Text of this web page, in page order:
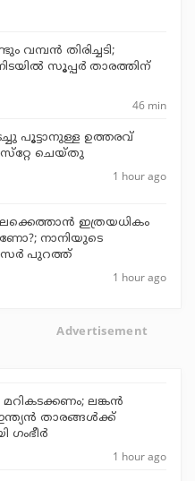
വമ്പന്‍ തിരിച്ചടി;
സൂപ്പര്‍ താരത്തിന്
46 min
പൂട്ടാനുള്ള ഉത്തരവ്
ചെയ്തു
1 hour ago
ഇത്രയധികം
നാനിയുടെ
പുറത്ത്
1 hour ago
Advertisement
ലങ്കന്‍
ഇന്ത്യന്‍ താരങ്ങള്‍ക്ക്
ഗംഭീര്‍
1 hour ago